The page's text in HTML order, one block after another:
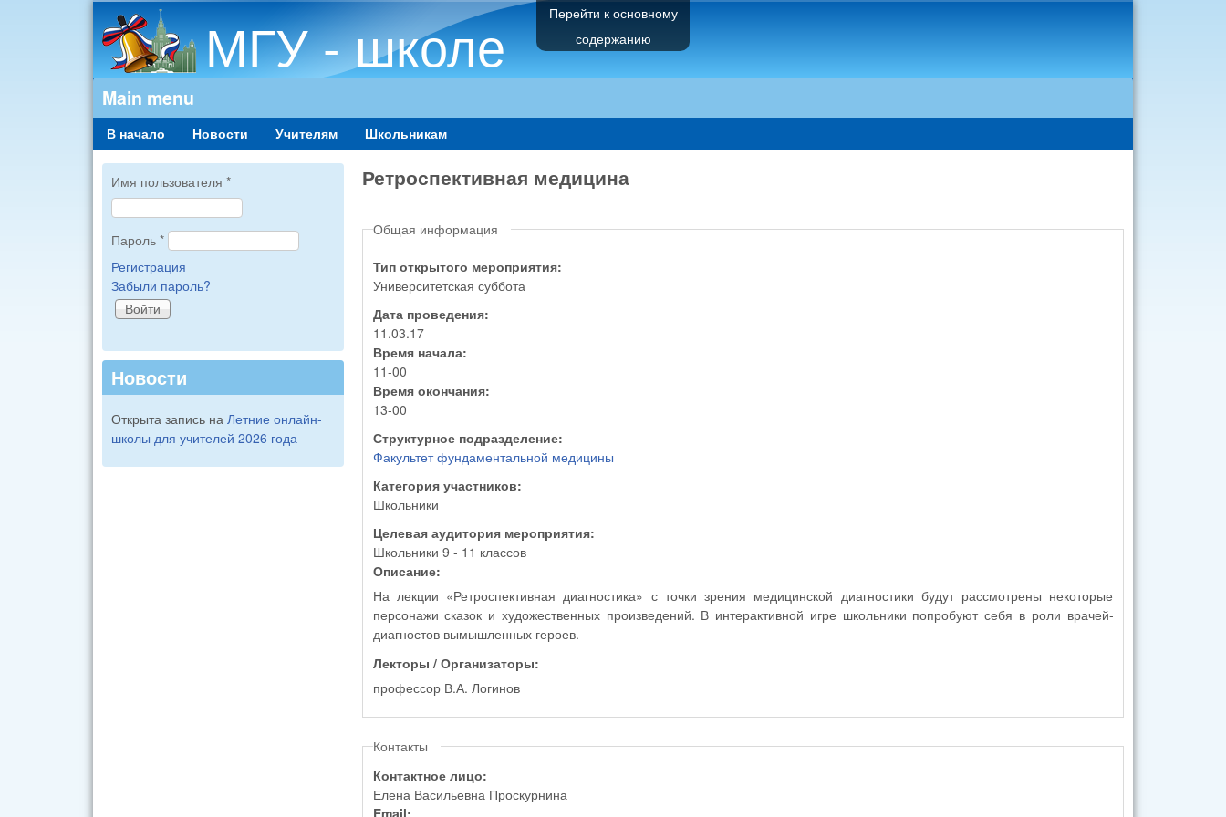
Перейти к основному
содержанию
МГУ - школе
Main menu
В начало Новости Учителям Школьникам
Ретроспективная медицина
Общая информация
Тип открытого мероприятия:
Университетская суббота
Дата проведения:
11.03.17
Время начала:
11-00
Время окончания:
13-00
Структурное подразделение:
Факультет фундаментальной медицины
Категория участников:
Школьники
Целевая аудитория мероприятия:
Школьники 9 - 11 классов
Описание:
На лекции «Ретроспективная диагностика» с точки зрения медицинской диагностики будут рассмотрены некоторые
персонажи сказок и художественных произведений. В интерактивной игре школьники попробуют себя в роли врачей-
диагностов вымышленных героев.
Лекторы / Организаторы:
профессор В.А. Логинов
Контакты
Контактное лицо:
Елена Васильевна Проскурнина
Email:
Имя пользователя *
Пароль *
Регистрация
Забыли пароль?
Новости
Открыта запись на Летние онлайн-
школы для учителей 2026 года